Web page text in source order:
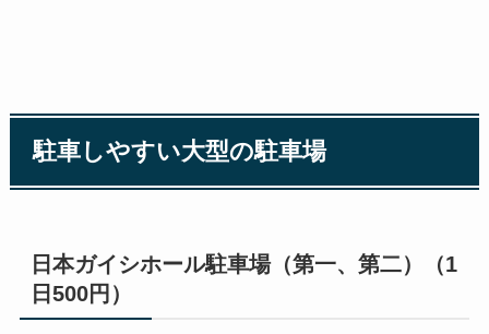
駐車しやすい大型の駐車場
日本ガイシホール駐車場（第一、第二）（1
日500円）